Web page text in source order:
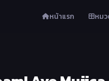
หน้าแรก หม